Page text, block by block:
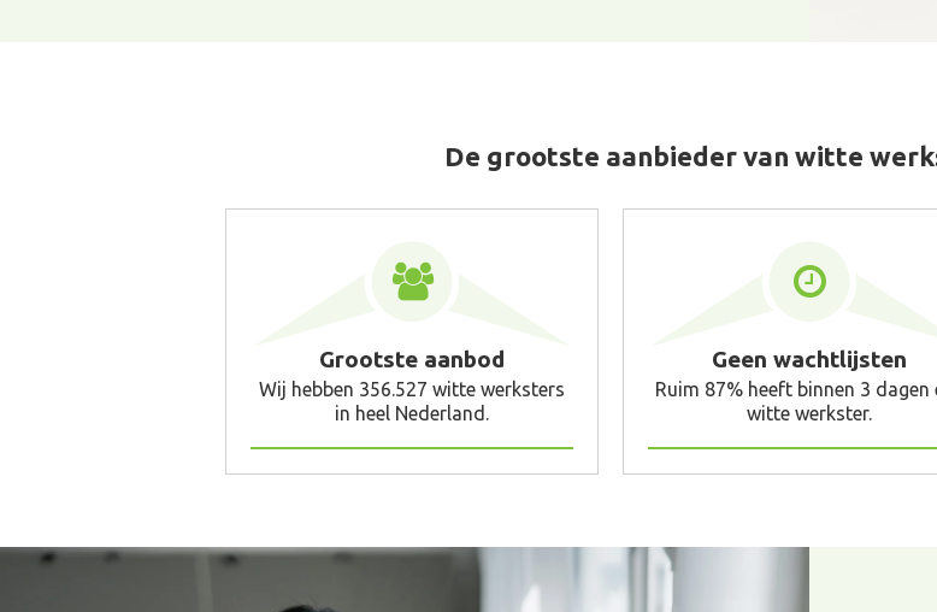
De grootste aanbieder van witte
Grootste aanbod
Wij hebben 356.527 witte werksters
in heel Nederland.
Geen wachtlijsten
Ruim 87% heeft binnen 3 dagen
witte werkster.